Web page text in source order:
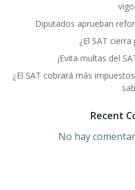
Diputados aprueban
¿El SAT
¡Evita multas del
¿El SAT cobrará más
Recent
No hay